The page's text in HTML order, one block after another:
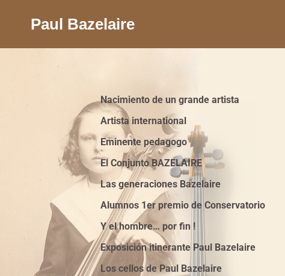
Paul Bazelaire
Nacimiento de un grande artista
Artista international
Eminente pedagogo
El Conjunto BAZELAIRE
Las generaciones Bazelaire
Alumnos 1er premio de Conservatorio
Y el hombre… por fin !
Exposición itinerante Paul Bazelaire
Los cellos de Paul Bazelaire